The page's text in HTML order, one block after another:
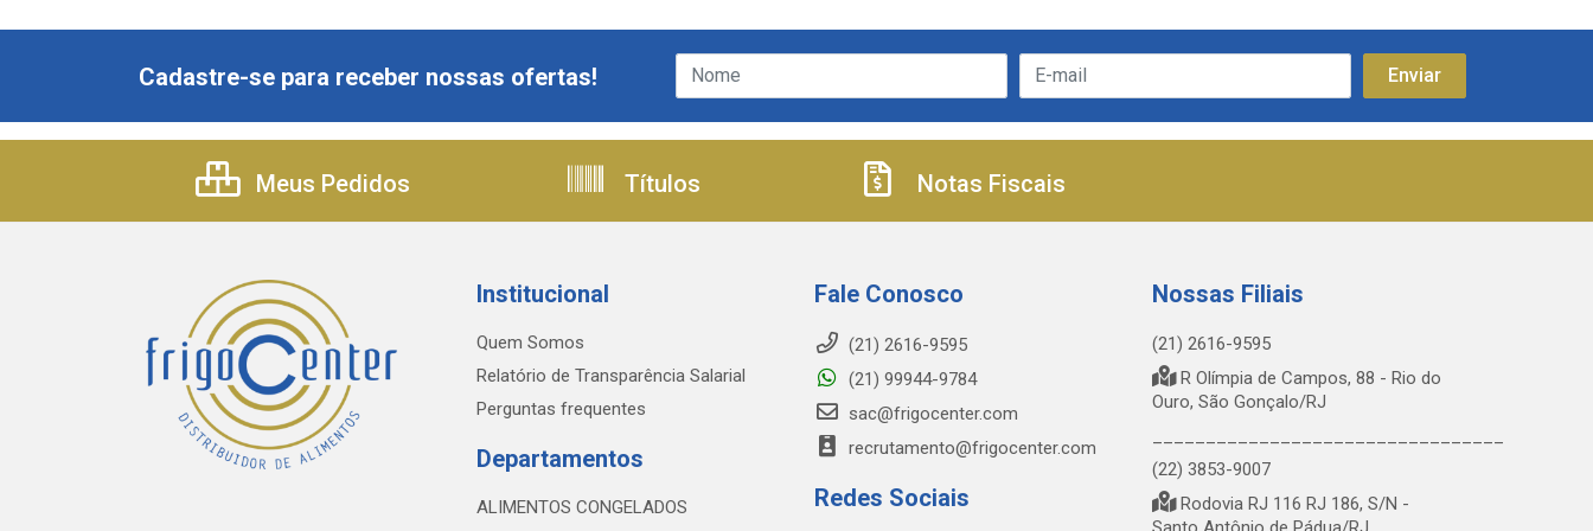
Cadastre-se para receber nossas ofertas!
Meus Pedidos Títulos Notas Fiscais
Institucional
Quem Somos
Relatório de Transparência Salarial
Perguntas frequentes
Departamentos
ALIMENTOS CONGELADOS
Fale Conosco
(21) 2616-9595
(21) 99944-9784
sac@frigocenter.com
recrutamento@frigocenter.com
Redes Sociais
Nossas Filiais
(21) 2616-9595
R Olímpia de Campos, 88 - Rio do
Ouro, São Gonçalo/RJ
(22) 3853-9007
Rodovia RJ 116 RJ 186, S/N -